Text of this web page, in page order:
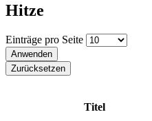
Hitze
Einträge pro Seite
Titel